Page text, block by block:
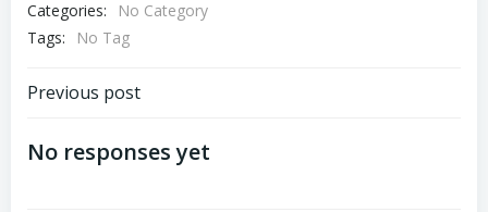
Categories:
No Category
Tags:
No Tag
Post
navigation
Previous post
No responses yet